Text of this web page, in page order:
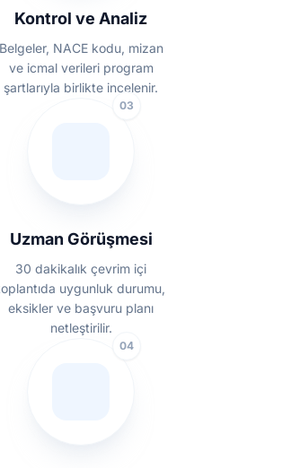
Kontrol ve Analiz
Belgeler, NACE kodu, mizan
ve icmal verileri program
şartlarıyla birlikte incelenir.
03
Uzman Görüşmesi
30 dakikalık çevrim içi
uygunluk durumu,
eksikler ve başvuru planı
netleştirilir.
04